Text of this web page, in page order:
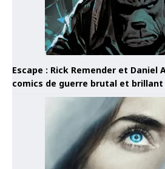
Escape : Rick Remender et Daniel
comics de guerre brutal et brillant